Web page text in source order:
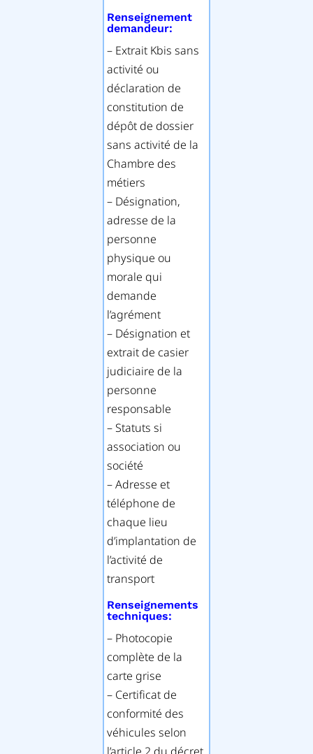
Renseignement
demandeur:
– Extrait Kbis sans
activité ou
déclaration de
constitution de
dépôt de dossier
sans activité de la
Chambre des
métiers
– Désignation,
adresse de la
personne
physique ou
morale qui
demande
l’agrément
– Désignation et
extrait de casier
judiciaire de la
personne
responsable
– Statuts si
association ou
société
– Adresse et
téléphone de
chaque lieu
d’implantation de
l’activité de
transport
Renseignements
techniques:
– Photocopie
complète de la
carte grise
– Certificat de
conformité des
véhicules selon